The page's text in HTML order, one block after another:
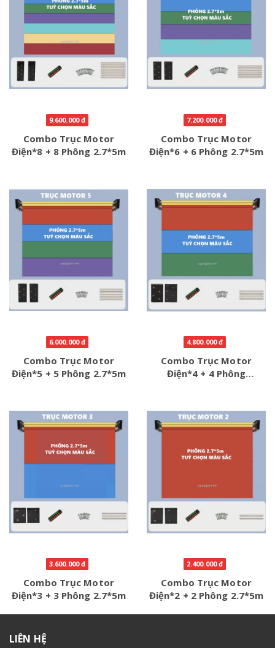
9.600.000 đ
Combo Trục Motor
Điện*8 + 8 Phông 2.7*5m
7.200.000 đ
Combo Trục Motor
Điện*6 + 6 Phông 2.7*5m
6.000.000 đ
Combo Trục Motor
Điện*5 + 5 Phông 2.7*5m
4.800.000 đ
Combo Trục Motor
Điện*4 + 4 Phông
3.600.000 đ
Combo Trục Motor
Điện*3 + 3 Phông 2.7*5m
2.400.000 đ
Combo Trục Motor
Điện*2 + 2 Phông 2.7*5m
LIÊN HỆ